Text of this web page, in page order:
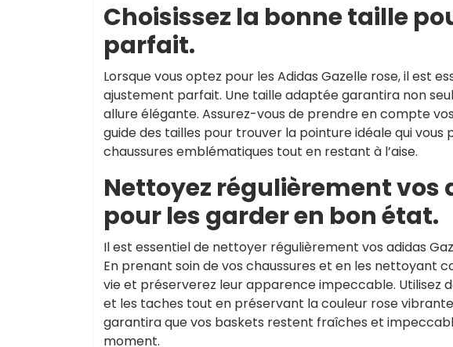
Choisissez la bonne taille
parfait.
Lorsque vous optez pour les Adidas Gazelle rose, il est
ajustement parfait. Une taille adaptée garantira non
allure élégante. Assurez-vous de prendre en compte
guide des tailles pour trouver la pointure idéale qui
chaussures emblématiques tout en restant à l’aise.
Nettoyez régulièrement vos
pour les garder en bon état.
Il est essentiel de nettoyer régulièrement vos adidas
En prenant soin de vos chaussures et en les nettoyant
vie et préserverez leur apparence impeccable. Utilisez
et les taches tout en préservant la couleur rose
garantira que vos baskets restent fraîches et
moment.